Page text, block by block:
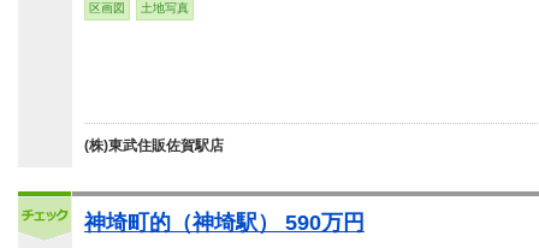
区画図 土地写真
(株)東武住販佐賀駅店
神埼町的（神埼駅） 590万円